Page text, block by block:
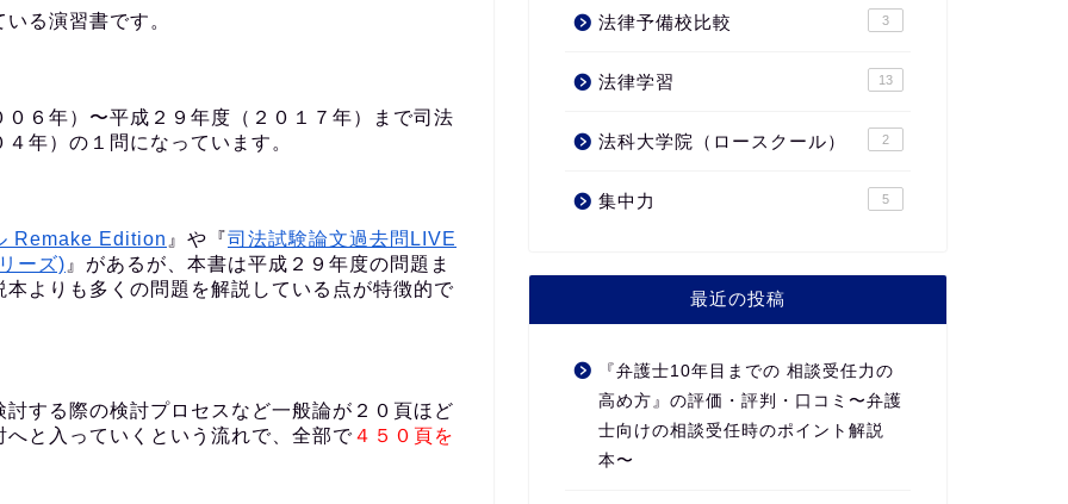
る演習書です。
６年）〜平成２９年度（２０１７年）まで司法
年）の１問になっています。
Remake Edition 』や『司法試験論文過去問LIVE
ーズ) 』があるが、本書は平成２９年度の問題ま
よりも多くの問題を解説している点が特徴的で
する際の検討プロセスなど一般論が２０頁ほど
と入っていくという流れで、全部で４５０頁を
法律予備校比較 3
法律学習 13
法科大学院（ロースクール） 2
集中力 5
最近の投稿
『弁護士10年目までの 相談受任力の
高め方』の評価・評判・口コミ〜弁護
士向けの相談受任時のポイント解説
本〜